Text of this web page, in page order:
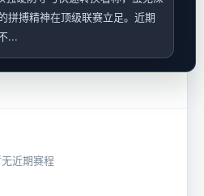
拼搏精神在顶级联赛立足。近期
...
近期赛程